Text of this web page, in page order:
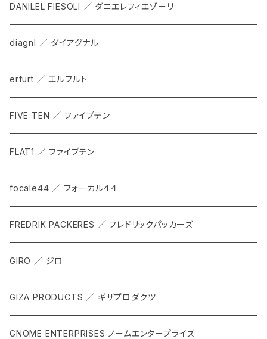
DANILEL FIESOLI ／ ダニエレフィエゾーリ
diagnl ／ ダイアグナル
erfurt ／ エルフルト
FIVE TEN ／ ファイブテン
FLAT1 ／ ファイブテン
focale44 ／ フォーカル４４
FREDRIK PACKERES ／ フレドリックパッカーズ
GIRO ／ ジロ
GIZA PRODUCTS ／ ギザプロダクツ
GNOME ENTERPRISES ノームエンタープライズ